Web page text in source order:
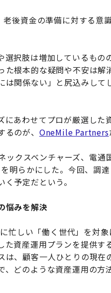
老後資金の準備に対する意
選択肢は増加しているも
根本的な疑問や不安は解
は関係ない」と尻込みし
にあわせてプロが厳選し
のが、 OneMile Partners
クスベンチャーズ、電通
明らかにした。今回、調
予定だという。
悩みを解決
しい「働く世代」を対象
た資産運用プランを提供す
は、顧客一人ひとりの現
、どのような資産運用の